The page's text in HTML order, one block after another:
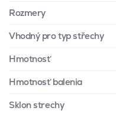
Rozmery
Vhodný pro typ střechy
Hmotnosť
Hmotnosť balenia
Sklon strechy